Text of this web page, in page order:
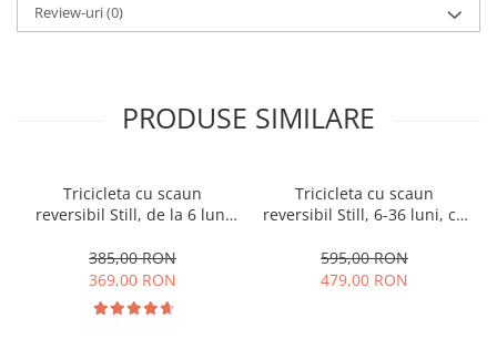
Review-uri(0)
PRODUSE SIMILARE
Tricicleta cu scaun
reversibil Still, de la 6 luni
roata Eva plina, siliconata
385,00 RON
369,00 RON
Tricicleta cu scaun
reversibil Still, 6-36 luni, cu
roata cauciuc, cu lumini si
muzica, SL07
595,00 RON
479,00 RON